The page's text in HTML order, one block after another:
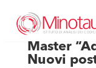
Master
Nuovi